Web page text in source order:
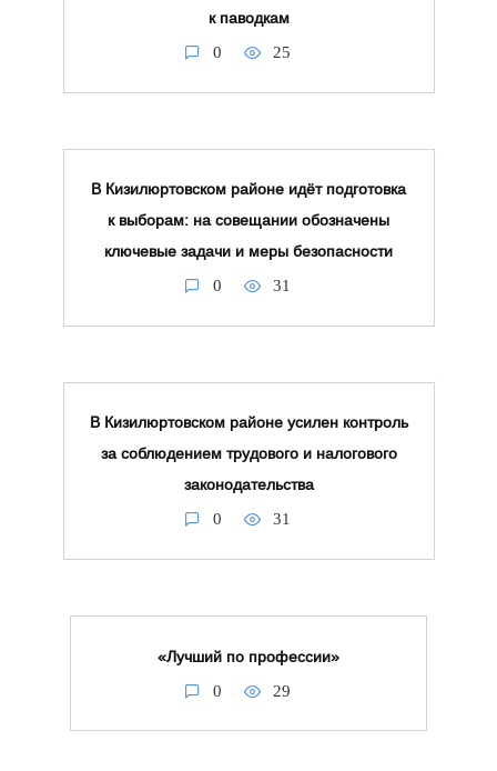
к паводкам
0 25
В Кизилюртовском районе идёт подготовка
к выборам: на совещании обозначены
ключевые задачи и меры безопасности
0 31
В Кизилюртовском районе усилен контроль
за соблюдением трудового и налогового
законодательства
0 31
«Лучший по профессии»
0 29